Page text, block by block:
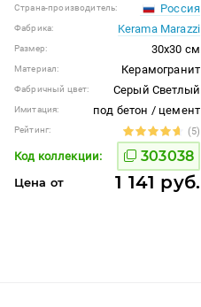
Страна-производитель: Россия
Фабрика: Kerama Marazzi
Размер: 30x30 см
Материал: Керамогранит
Фабричный цвет: Серый Светлый
Имитация: под бетон / цемент
Рейтинг: (5)
Код коллекции: 303038
Цена от 1 141 руб.